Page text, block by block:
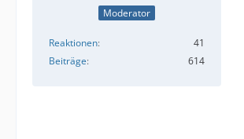
Moderator
Reaktionen
41
Beiträge
614